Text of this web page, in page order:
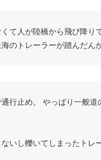
て人が陸橋から飛び降り
のトレーラーが踏んだん
行止め。 やっぱり一般
いし轢いてしまったトレ